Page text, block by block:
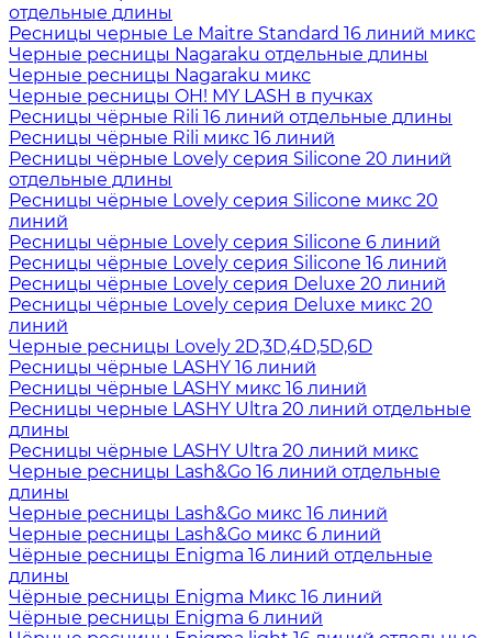
отдельные длины
Ресницы черные Le Maitre Standard 16 линий микс
Черные ресницы Nagaraku отдельные длины
Черные ресницы Nagaraku микс
Черные ресницы OH! MY LASH в пучках
Ресницы чёрные Rili 16 линий отдельные длины
Ресницы чёрные Rili микс 16 линий
Ресницы чёрные Lovely серия Silicone 20 линий
отдельные длины
Ресницы чёрные Lovely серия Silicone микс 20
линий
Ресницы чёрные Lovely серия Silicone 6 линий
Ресницы чёрные Lovely серия Silicone 16 линий
Ресницы чёрные Lovely серия Deluxe 20 линий
Ресницы чёрные Lovely серия Deluxe микс 20
линий
Черные ресницы Lovely 2D,3D,4D,5D,6D
Ресницы чёрные LASHY 16 линий
Ресницы чёрные LASHY микс 16 линий
Ресницы черные LASHY Ultra 20 линий отдельные
длины
Ресницы чёрные LASHY Ultra 20 линий микс
Черные ресницы Lash&Go 16 линий отдельные
длины
Черные ресницы Lash&Go микс 16 линий
Черные ресницы Lash&Go микс 6 линий
Чёрные ресницы Enigma 16 линий отдельные
длины
Чёрные ресницы Enigma Микс 16 линий
Чёрные ресницы Enigma 6 линий